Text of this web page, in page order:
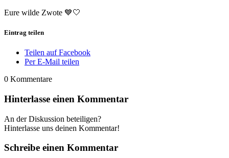
Eure wilde Zwote 💙🤍
Eintrag teilen
Teilen auf Facebook
Per E-Mail teilen
0 Kommentare
Hinterlasse einen Kommentar
An der Diskussion beteiligen?
Hinterlasse uns deinen Kommentar!
Schreibe einen Kommentar